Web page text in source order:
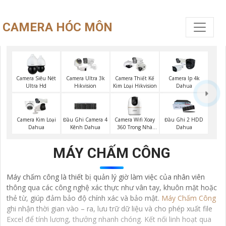
CAMERA HÓC MÔN
Camera Siêu Nét
Ultra Hd
Camera Ultra 3k
Hikvision
Camera Thiết Kế
Kim Loại Hikvision
Camera Ip 4k
Dahua
Camera Kim Loại
Dahua
Đầu Ghi Camera 4
Kênh Dahua
Camera Wifi Xoay
360 Trong Nhà
Đầu Ghi 2 HDD
Dahua
MÁY CHẤM CÔNG
Máy chấm công là thiết bị quản lý giờ làm việc của nhân viên
thông qua các công nghệ xác thực như vân tay, khuôn mặt hoặc
thẻ từ, giúp đảm bảo độ chính xác và bảo mật. Máy Chấm Công
ghi nhận thời gian vào – ra, lưu trữ dữ liệu và cho phép xuất file
Excel để tính lương, thưởng nhanh chóng. Kết nối linh hoạt qua